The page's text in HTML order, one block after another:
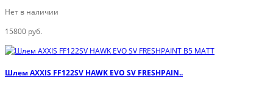
Нет в наличии
15800 руб.
Шлем AXXIS FF122SV HAWK EVO SV FRESHPAIN..